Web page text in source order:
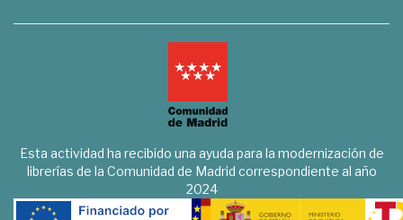
Esta actividad ha recibido una ayuda para la modernización de
librerías de la Comunidad de Madrid correspondiente al año
2024